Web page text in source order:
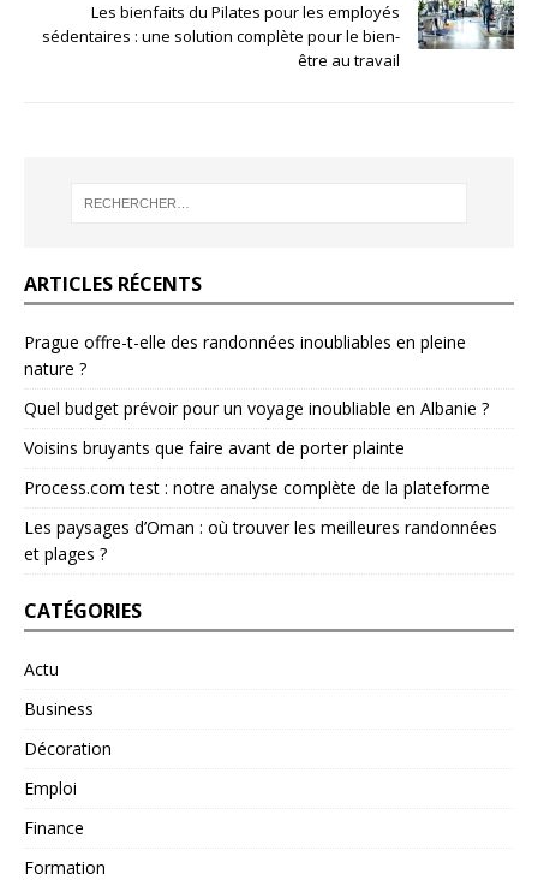
Les bienfaits du Pilates pour les employés
sédentaires : une solution complète pour le bien-
être au travail
ARTICLES RÉCENTS
Prague offre-t-elle des randonnées inoubliables en pleine
nature ?
Quel budget prévoir pour un voyage inoubliable en Albanie ?
Voisins bruyants que faire avant de porter plainte
Process.com test : notre analyse complète de la plateforme
Les paysages d’Oman : où trouver les meilleures randonnées
et plages ?
CATÉGORIES
Actu
Business
Décoration
Emploi
Finance
Formation